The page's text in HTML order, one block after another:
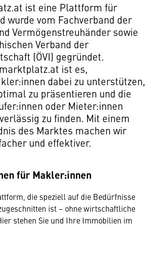
ist eine Plattform für
wurde vom Fachverband der
Vermögenstreuhänder sowie
Verband der
(ÖVI) gegründet.
ist es,
dabei zu unterstützen,
zu präsentieren und die
oder Mieter:innen
zu finden. Mit einem
des Marktes machen wir
und effektiver.
für Makler:innen
die speziell auf die Bedürfnisse
ist – ohne wirtschaftliche
stehen Sie und Ihre Immobilien im